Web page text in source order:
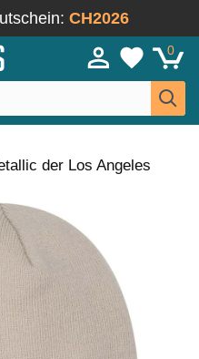
CH2026
0
der Los Angeles